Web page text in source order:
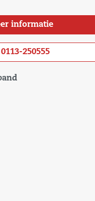
informatie
250555